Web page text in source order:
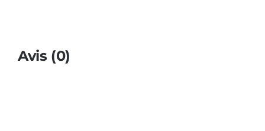
Avis (0)